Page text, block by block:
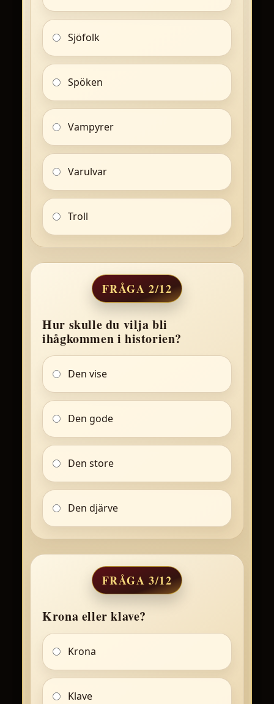
Sjöfolk
Spöken
Vampyrer
Varulvar
Troll
FRÅGA 2/12
Hur skulle du vilja bli
ihågkommen i historien?
Den vise
Den gode
Den store
Den djärve
FRÅGA 3/12
Krona eller klave?
Krona
Klave